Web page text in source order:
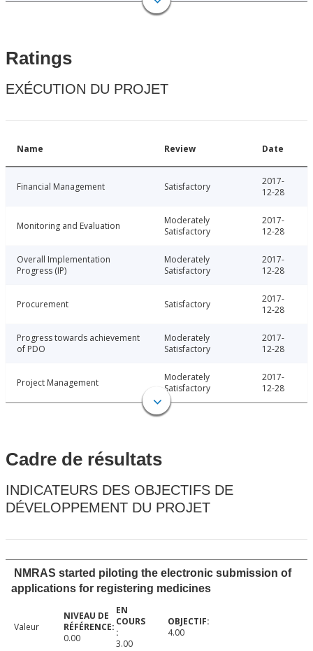
Ratings
EXÉCUTION DU PROJET
Name Review Date
Financial Management Satisfactory
2017-
12-28
Monitoring and Evaluation
Moderately
Satisfactory
2017-
12-28
Overall Implementation
Progress (IP)
Moderately
Satisfactory
2017-
12-28
Procurement Satisfactory
2017-
12-28
Progress towards achievement
of PDO
Moderately
Satisfactory
2017-
12-28
Project Management
Moderately
Satisfactory
2017-
12-28
Cadre de résultats
INDICATEURS DES OBJECTIFS DE
DÉVELOPPEMENT DU PROJET
NMRAS started piloting the electronic submission of
applications for registering medicines
Valeur
0.00
3.00
4.00